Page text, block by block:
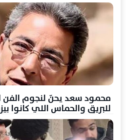
محمود سعد يحنّ لنجوم الفن
للبريق والحماس اللي كانوا